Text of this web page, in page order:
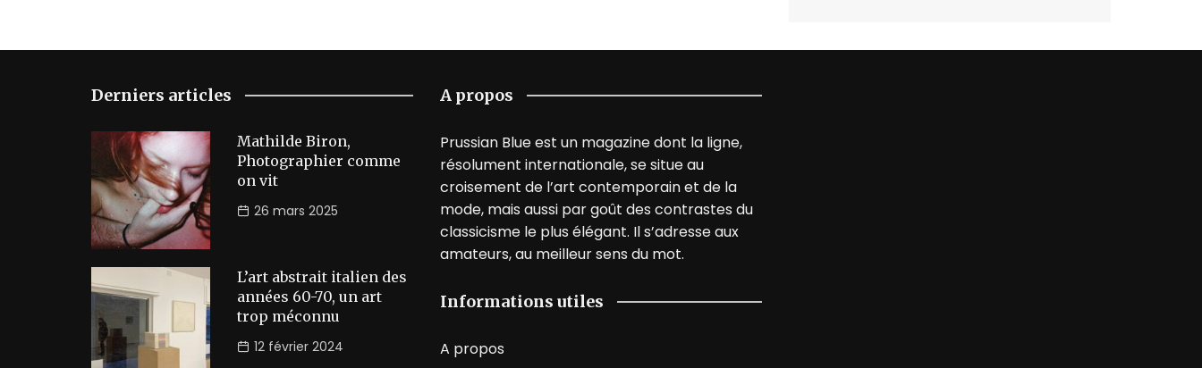
Derniers articles
Mathilde Biron,
Photographier comme
on vit
26 mars 2025
L’art abstrait italien des
années 60-70, un art
trop méconnu
12 février 2024
A propos
Prussian Blue est un magazine dont la ligne,
résolument internationale, se situe au
croisement de l’art contemporain et de la
mode, mais aussi par goût des contrastes du
classicisme le plus élégant. Il s’adresse aux
amateurs, au meilleur sens du mot.
Informations utiles
A propos